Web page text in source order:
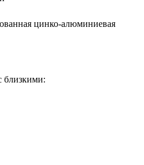
цинко-алюминиевая
близкими: